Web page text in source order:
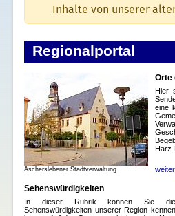
Inhalte von unserer